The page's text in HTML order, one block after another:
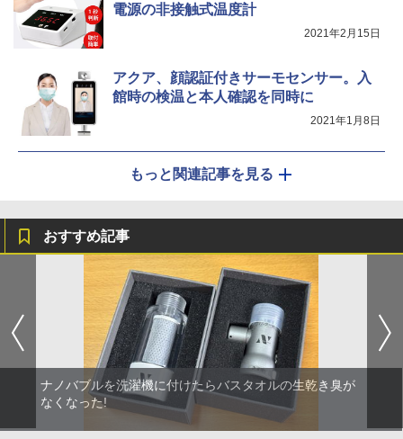
電源の非接触式温度計
2021年2月15日
アクア、顔認証付きサーモセンサー。入
館時の検温と本人確認を同時に
2021年1月8日
もっと関連記事を見る
おすすめ記事
ナノバブルを洗濯機に付けたらバスタオルの生乾き臭が
なくなった!